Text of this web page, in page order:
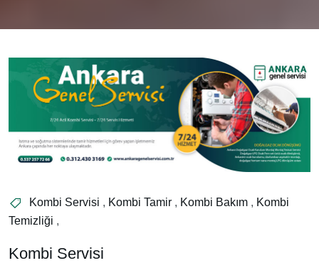
Kombi Servisi , Kombi Tamir , Kombi Bakım , Kombi
Temizliği ,
Kombi Servisi